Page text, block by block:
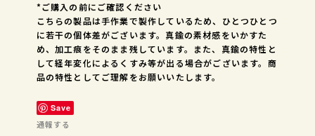
*ご購入の前にご確認ください
こちらの製品は手作業で製作しているため、ひとつひとつ
に若干の個体差がございます。真鍮の素材感をいかすた
め、加工痕をそのまま残しています。また、真鍮の特性と
して経年変化によるくすみ等が出る場合がございます。商
品の特性としてご理解をお願いいたします。
Save
通報する